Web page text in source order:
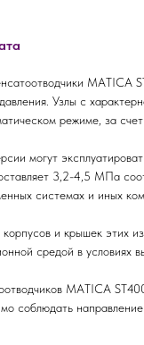
MATICA
Узлы с
режиме, за
могут
3,2-4,5 МПа
системах и иных
корпусов и крышек этих
средой в условиях
MATICA
соблюдать